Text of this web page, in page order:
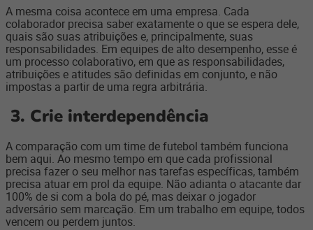
A mesma coisa acontece em uma empresa. Cada
colaborador precisa saber exatamente o que se espera dele,
quais são suas atribuições e, principalmente, suas
responsabilidades. Em equipes de alto desempenho, esse é
um processo colaborativo, em que as responsabilidades,
atribuições e atitudes são definidas em conjunto, e não
impostas a partir de uma regra arbitrária.
3. Crie interdependência
A comparação com um time de futebol também funciona
bem aqui. Ao mesmo tempo em que cada profissional
precisa fazer o seu melhor nas tarefas específicas, também
precisa atuar em prol da equipe. Não adianta o atacante dar
100% de si com a bola do pé, mas deixar o jogador
adversário sem marcação. Em um trabalho em equipe, todos
vencem ou perdem juntos.